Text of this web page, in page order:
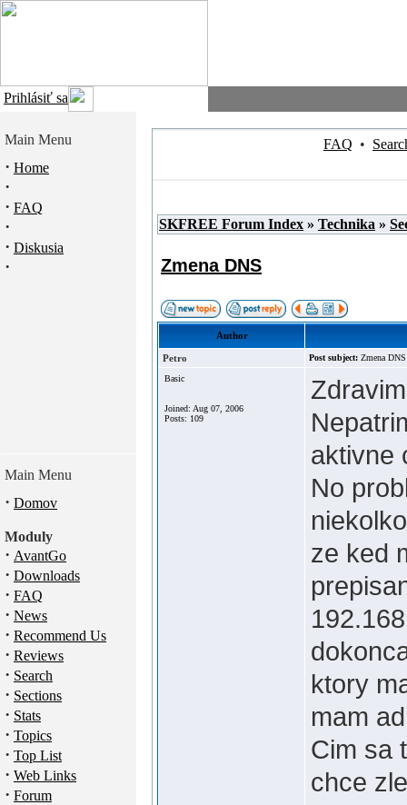
Prihlásiť sa
Main Menu
· Home
·
· FAQ
·
· Diskusia
·
Main Menu
· Domov
Moduly
· AvantGo
· Downloads
· FAQ
· News
· Recommend Us
· Reviews
· Search
· Sections
· Stats
· Topics
· Top List
· Web Links
· Forum
FAQ •
SKFREE Forum Index » Technika »
Zmena DNS
Author
Petro Post subject: Zmena
Basic
Joined: Aug 07, 2006
Posts: 109
aktivne
No
ze ked
ktory
mam
Cim sa
chce